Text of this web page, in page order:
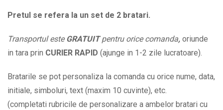
nume
alegere
BPC412
quantity
Pretul se refera la un set de 2 bratari.
Transportul esteGRATUITpentru orice comanda, oriunde
in tara prin CURIER RAPID (ajunge in 1-2 zile lucratoare).
Bratarile se pot personaliza la comanda cu orice nume, data,
initiale, simboluri, text (maxim 10 cuvinte), etc.
(completati rubricile de personalizare a ambelor bratari cu